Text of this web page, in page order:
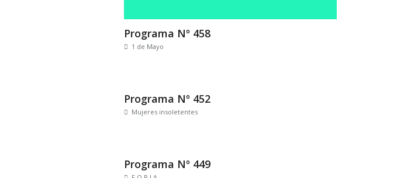
Programa Nº 458
1 de Mayo
Programa Nº 452
Mujeres insoletentes
Programa Nº 449